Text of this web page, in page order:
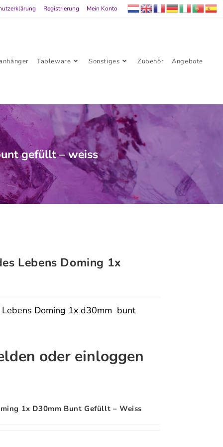
Registrierung Mein Konto
Tableware Sonstiges Zubehör Angebote
gefüllt – weiss
Lebens Doming 1x
Doming 1x d30mm bunt
oder einloggen
1x D30mm Bunt Gefüllt – Weiss